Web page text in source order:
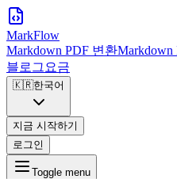
MarkFlow
Markdown PDF 변환
블로그 요금
🇰🇷한국어
지금 시작하기
로그인
Toggle menu